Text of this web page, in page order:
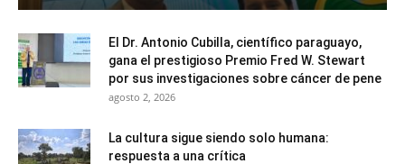
El Dr. Antonio Cubilla, científico paraguayo,
gana el prestigioso Premio Fred W. Stewart
por sus investigaciones sobre cáncer de pene
agosto 2, 2026
La cultura sigue siendo solo humana:
respuesta a una crítica